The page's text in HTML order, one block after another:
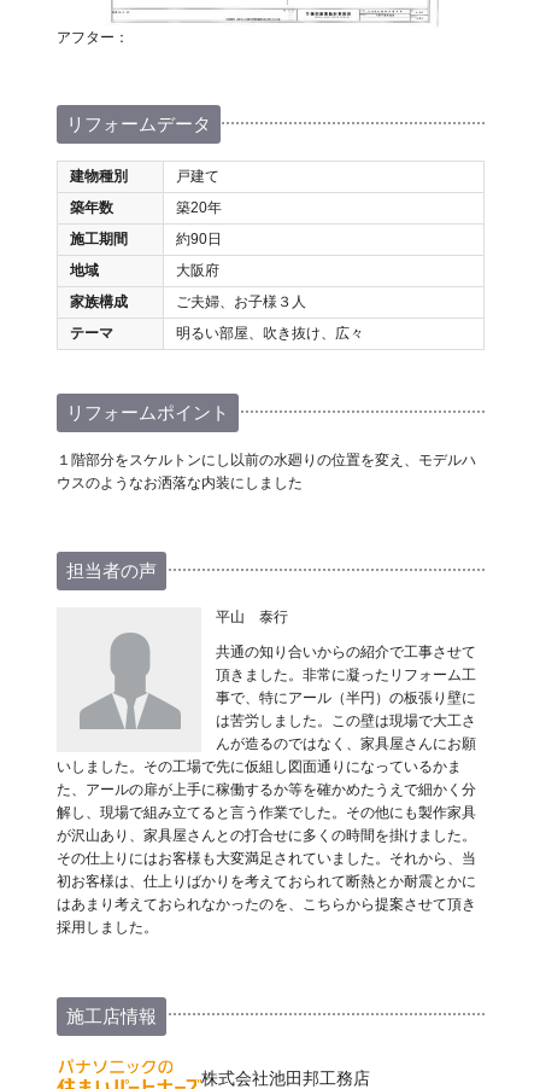
アフター：
リフォームデータ
建物種別
戸建て
築年数
築20年
施工期間
約90日
地域
大阪府
家族構成
ご夫婦、お子様３人
テーマ
明るい部屋、吹き抜け、広々
リフォームポイント
１階部分をスケルトンにし以前の水廻りの位置を変え、モデルハ
ウスのようなお洒落な内装にしました
担当者の声
平山 泰行
共通の知り合いからの紹介で工事させて
頂きました。非常に凝ったリフォーム工
事で、特にアール（半円）の板張り壁に
は苦労しました。この壁は現場で大工さ
んが造るのではなく、家具屋さんにお願
いしました。その工場で先に仮組し図面通りになっているかま
た、アールの扉が上手に稼働するか等を確かめたうえで細かく分
解し、現場で組み立てると言う作業でした。その他にも製作家具
が沢山あり、家具屋さんとの打合せに多くの時間を掛けました。
その仕上りにはお客様も大変満足されていました。それから、当
初お客様は、仕上りばかりを考えておられて断熱とか耐震とかに
はあまり考えておられなかったのを、こちらから提案させて頂き
採用しました。
施工店情報
株式会社池田邦工務店